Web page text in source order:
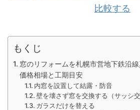
比較する
もくじ
窓のリフォームを札幌市営地下鉄沿
価格相場と工期目安
内窓を設置して結露・防音
壁を壊さず窓を交換する（サッシ交
ガラスだけを替える